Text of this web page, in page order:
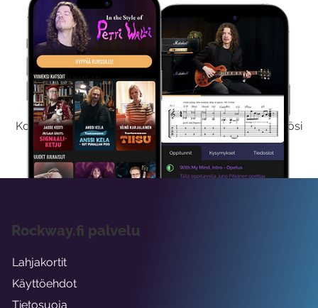
Kokeile Ilmaiseksi
Kokeilemalla ilmaiseksi saat koko sisältömme käyttöösi
viikon ajaksi.
Rockway.fi palvelu
Lahjakortit
Käyttöehdot
Tietosuoja